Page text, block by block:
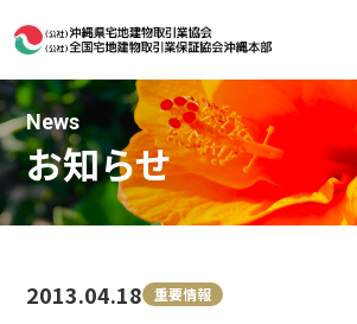
News
お知らせ
2013.04.18 重要情報